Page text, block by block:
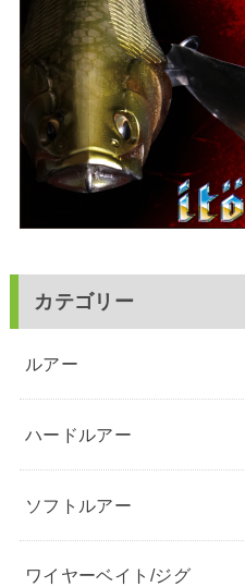
カテゴリー
ルアー
ハードルアー
ソフトルアー
ワイヤーベイト/ジグ